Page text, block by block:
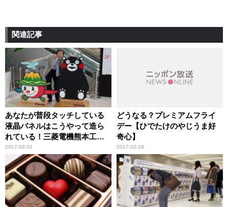
関連記事
あなたが普段タッチしている
液晶パネルはこうやって造ら
れている！三菱電機熊本工場
リポート【ひでたけのやじう
ま好奇心】
2017.03.02
どうなる？プレミアムフライ
デー【ひでたけのやじうま好
奇心】
2017.02.16